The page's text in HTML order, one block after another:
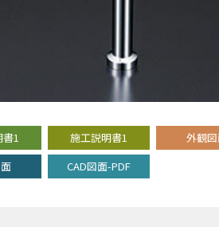
1 施工説明書1
外観
CAD図面-PDF